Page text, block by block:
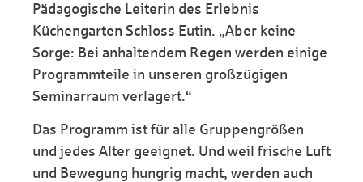
Pädagogische Leiterin des Erlebnis
Küchengarten Schloss Eutin. „Aber keine
Sorge: Bei anhaltendem Regen werden einige
Programmteile in unseren großzügigen
Seminarraum verlagert.“
Das Programm ist für alle Gruppengrößen
und jedes Alter geeignet. Und weil frische Luft
und Bewegung hungrig macht, werden auch